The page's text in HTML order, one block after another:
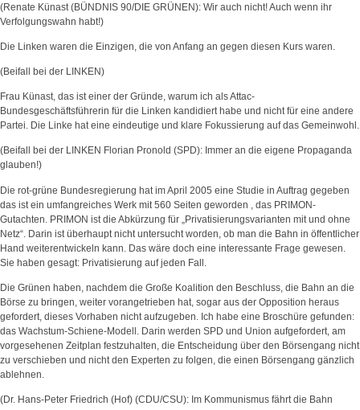
(Renate Künast (BÜNDNIS 90/DIE GRÜNEN): Wir auch nicht! Auch wenn ihr
Verfolgungswahn habt!)
Die Linken waren die Einzigen, die von Anfang an gegen diesen Kurs waren.
(Beifall bei der LINKEN)
Frau Künast, das ist einer der Gründe, warum ich als Attac-
Bundesgeschäftsführerin für die Linken kandidiert habe und nicht für eine andere
Partei. Die Linke hat eine eindeutige und klare Fokussierung auf das Gemeinwohl.
(Beifall bei der LINKEN Florian Pronold (SPD): Immer an die eigene Propaganda
glauben!)
Die rot-grüne Bundesregierung hat im April 2005 eine Studie in Auftrag gegeben
das ist ein umfangreiches Werk mit 560 Seiten geworden , das PRIMON-
Gutachten. PRIMON ist die Abkürzung für „Privatisierungsvarianten mit und ohne
Netz“. Darin ist überhaupt nicht untersucht worden, ob man die Bahn in öffentlicher
Hand weiterentwickeln kann. Das wäre doch eine interessante Frage gewesen.
Sie haben gesagt: Privatisierung auf jeden Fall.
Die Grünen haben, nachdem die Große Koalition den Beschluss, die Bahn an die
Börse zu bringen, weiter vorangetrieben hat, sogar aus der Opposition heraus
gefordert, dieses Vorhaben nicht aufzugeben. Ich habe eine Broschüre gefunden:
das Wachstum-Schiene-Modell. Darin werden SPD und Union aufgefordert, am
vorgesehenen Zeitplan festzuhalten, die Entscheidung über den Börsengang nicht
zu verschieben und nicht den Experten zu folgen, die einen Börsengang gänzlich
ablehnen.
(Dr. Hans-Peter Friedrich (Hof) (CDU/CSU): Im Kommunismus fährt die Bahn